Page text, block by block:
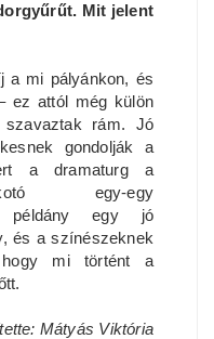
Mit jelent
a mi pályánkon, és
ez attól még külön
rám. Jó
gondolják a
a dramaturg a
egy-egy
példány egy jó
és a színészeknek
hogy mi történt a
Mátyás Viktória